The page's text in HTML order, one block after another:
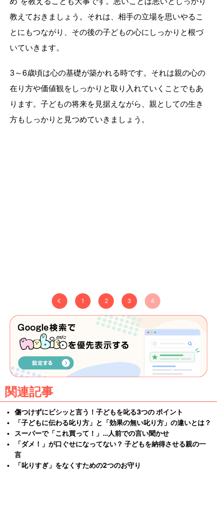
教えておきましょう。それは、相手の立場を思いやるこ
とにもつながり、その後の子どもの心にしっかりと根づ
いていきます。
3～6歳頃は心の基礎が築かれる時です。それは親の心の
在り方や価値観をしっかりと取り入れていくことでもあ
ります。子どもの将来を見据えながら、親としての生き
方もしっかりと見つめていきましょう。
1 2 3 4
関連記事
傷つけずにビシッと言う！子どもを叱る3つの ポイント
「子どもに伝わる叱り方」と「効果の無い叱り方」の違いとは？
スーパーで「これ買って！」…人前での言い聞かせ
「ダメ！」が口ぐせになってない？ 子どもを納得させる親の一
言
「叱りすぎ」をなくすための2つのお守り